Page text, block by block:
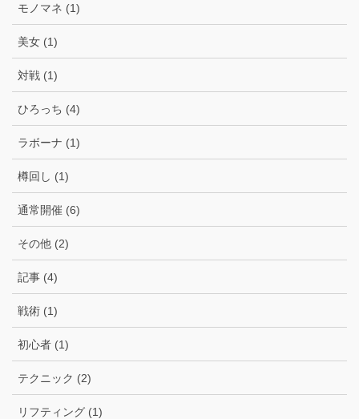
モノマネ (1)
美女 (1)
対戦 (1)
ひろっち (4)
ラボーナ (1)
樽回し (1)
通常開催 (6)
その他 (2)
記事 (4)
戦術 (1)
初心者 (1)
テクニック (2)
リフティング (1)